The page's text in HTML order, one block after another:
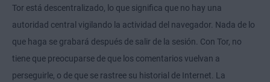
Tor está descentralizado, lo que significa que no hay una
autoridad central vigilando la actividad del navegador. Nada de lo
que haga se grabará después de salir de la sesión. Con Tor, no
tiene que preocuparse de que los comentarios vuelvan a
perseguirle, o de que se rastree su historial de Internet. La